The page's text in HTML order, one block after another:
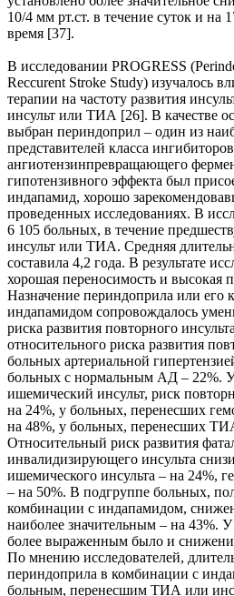
10/4 мм рт.ст. в течение суток и на
время [37].
В исследовании PROGRESS
Reccurent Stroke Study) изучалось
терапии на частоту развития
инсульт или ТИА [26]. В качестве
выбран периндоприл – один из
представителей класса ингибиторов
ангиотензинпревращающего
гипотензивного эффекта был
индапамид, хорошо
проведенных исследованиях. В
6 105 больных, в течение
инсульт или ТИА. Средняя
составила 4,2 года. В результате
хорошая переносимость и высокая
Назначение периндоприла или его
индапамидом сопровождалось
риска развития повторного
относительного риска развития
больных артериальной
больных с нормальным АД – 22%.
ишемический инсульт, риск
на 24%, у больных, перенесших
на 48%, у больных, перенесших
Относительный риск развития
инвалидизирующего инсульта
ишемического инсульта – на 24%,
– на 50%. В подгруппе больных,
комбинации с индапамидом,
наиболее значительным – на 43%.
более выраженным было и
По мнению исследователей,
периндоприла в комбинации с
больным, перенесшим ТИА или